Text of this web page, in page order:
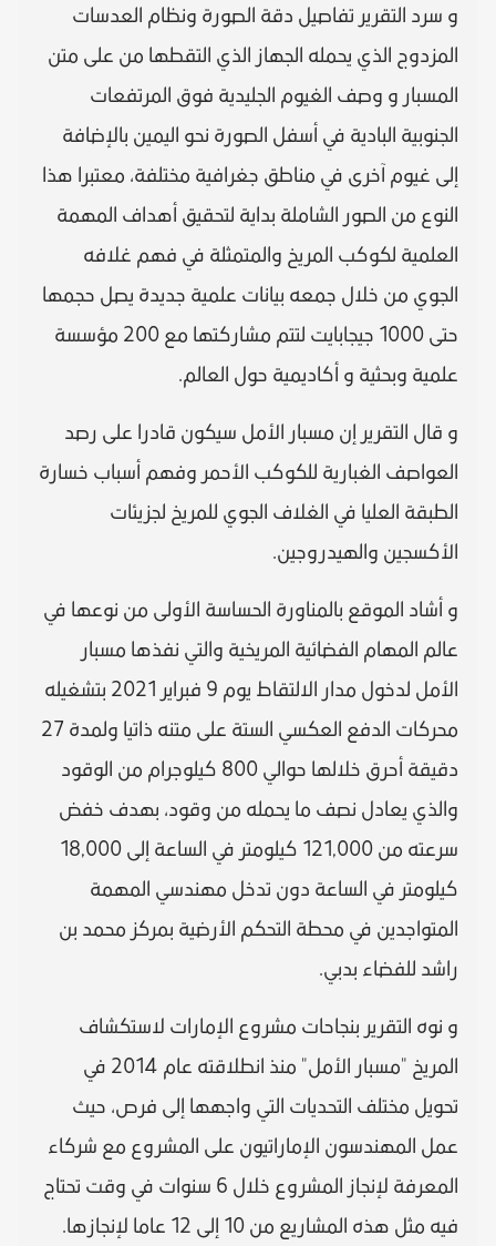
و سرد التقرير تفاصيل دقة الصورة ونظام العدسات
المزدوج الذي يحمله الجهاز الذي التقطها من على متن
المسبار و وصف الغيوم الجليدية فوق المرتفعات
الجنوبية البادية في أسفل الصورة نحو اليمين بالإضافة
إلى غيوم آخرى في مناطق جغرافية مختلفة، معتبرا هذا
النوع من الصور الشاملة بداية لتحقيق أهداف المهمة
العلمية لكوكب المريخ والمتمثلة في فهم غلافه
الجوي من خلال جمعه بيانات علمية جديدة يصل حجمها
حتى 1000 جيجابايت لتتم مشاركتها مع 200 مؤسسة
علمية وبحثية و أكاديمية حول العالم.
و قال التقرير إن مسبار الأمل سيكون قادرا على رصد
العواصف الغبارية للكوكب الأحمر وفهم أسباب خسارة
الطبقة العليا في الغلاف الجوي للمريخ لجزيئات
الأكسجين والهيدروجين.
و أشاد الموقع بالمناورة الحساسة الأولى من نوعها في
عالم المهام الفضائية المريخية والتي نفذها مسبار
الأمل لدخول مدار الالتقاط يوم 9 فبراير 2021 بتشغيله
محركات الدفع العكسي الستة على متنه ذاتيا ولمدة 27
دقيقة أحرق خلالها حوالي 800 كيلوجرام من الوقود
والذي يعادل نصف ما يحمله من وقود، بهدف خفض
سرعته من 121,000 كيلومتر في الساعة إلى 18,000
كيلومتر في الساعة دون تدخل مهندسي المهمة
المتواجدين في محطة التحكم الأرضية بمركز محمد بن
راشد للفضاء بدبي.
و نوه التقرير بنجاحات مشروع الإمارات لاستكشاف
المريخ "مسبار الأمل" منذ انطلاقته عام 2014 في
تحويل مختلف التحديات التي واجهها إلى فرص، حيث
عمل المهندسون الإماراتيون على المشروع مع شركاء
المعرفة لإنجاز المشروع خلال 6 سنوات في وقت تحتاج
فيه مثل هذه المشاريع من 10 إلى 12 عاما لإنجازها.